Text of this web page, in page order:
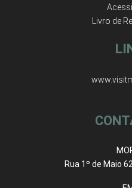
Livro de
Rua 1º de Maio